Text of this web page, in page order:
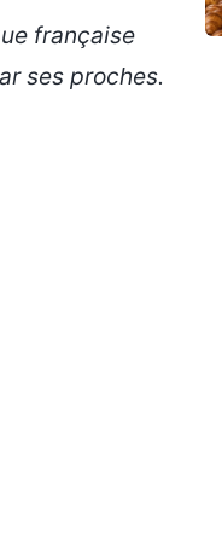
française
ses proches.